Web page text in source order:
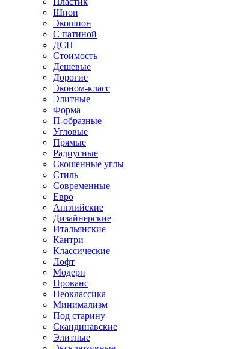
Шпон
Экошпон
С патиной
ДСП
Стоимость
Дешевые
Дорогие
Эконом-класс
Элитные
Форма
П-образные
Угловые
Прямые
Радиусные
Скошенные углы
Стиль
Современные
Евро
Английские
Дизайнерские
Итальянские
Кантри
Классические
Лофт
Модерн
Прованс
Неоклассика
Минимализм
Под старину
Скандинавские
Элитные